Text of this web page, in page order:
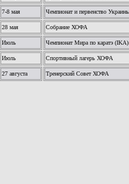
7-8 мая Чемпионат и первенство
28 мая Собрание ХОФА
Июль Чемпионат Мира по каратэ (IKA)
Июль Спортивный лагерь ХОФА
27 августа Тренерский Совет ХОФА